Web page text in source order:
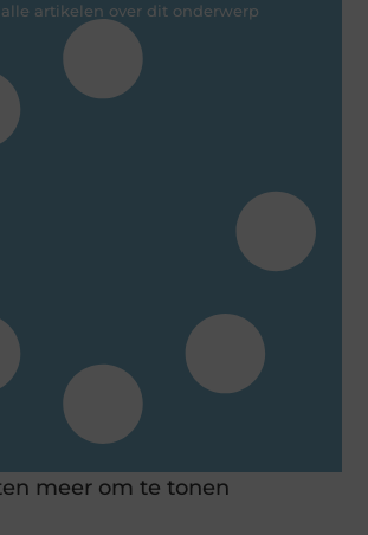
artikelen over dit onderwerp
meer om te tonen